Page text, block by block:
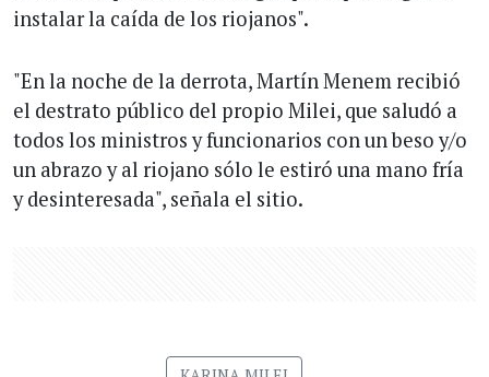
instalar la caída de los riojanos".
"En la noche de la derrota, Martín Menem recibió
el destrato público del propio Milei, que saludó a
todos los ministros y funcionarios con un beso y/o
un abrazo y al riojano sólo le estiró una mano fría
y desinteresada", señala el sitio.